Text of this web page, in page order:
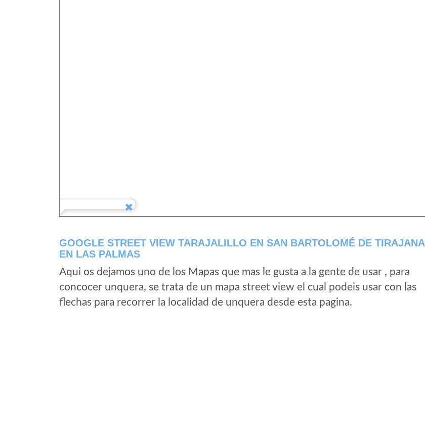
GOOGLE STREET VIEW TARAJALILLO EN SAN BARTOLOMÉ DE TIRAJANA
EN LAS PALMAS
Aqui os dejamos uno de los Mapas que mas le gusta a la gente de usar , para
concocer unquera, se trata de un mapa street view el cual podeis usar con las
flechas para recorrer la localidad de unquera desde esta pagina.